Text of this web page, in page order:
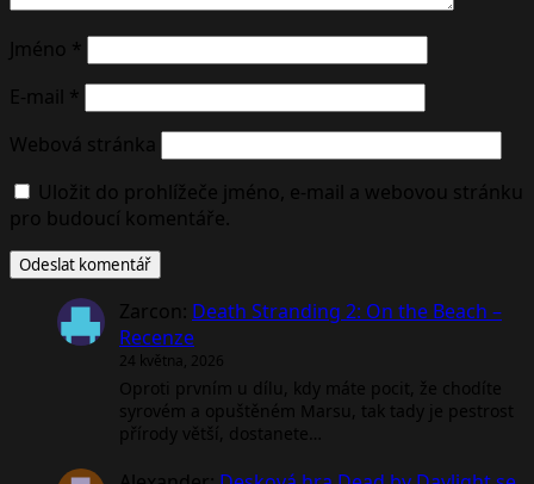
Jméno *
E-mail *
Webová stránka
Uložit do prohlížeče jméno, e-mail a webovou stránku
pro budoucí komentáře.
Zarcon: Death Stranding 2: On the Beach –
Recenze
24 května, 2026
Oproti prvním u dílu, kdy máte pocit, že chodíte
syrovém a opuštěném Marsu, tak tady je pestrost
přírody větší, dostanete…